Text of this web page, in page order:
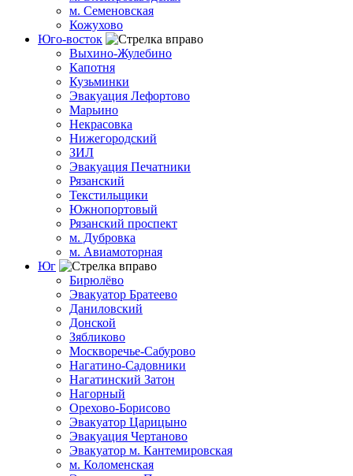
м. Семеновская
Кожухово
Юго-восток
Выхино-Жулебино
Капотня
Кузьминки
Эвакуация Лефортово
Марьино
Некрасовка
Нижегородский
ЗИЛ
Эвакуация Печатники
Рязанский
Текстильщики
Южнопортовый
Рязанский проспект
м. Дубровка
м. Авиамоторная
Юг
Бирюлёво
Эвакуатор Братеево
Даниловский
Донской
Зябликово
Москворечье-Сабурово
Нагатино-Садовники
Нагатинский Затон
Нагорный
Орехово-Борисово
Эвакуатор Царицыно
Эвакуация Чертаново
Эвакуатор м. Кантемировская
м. Коломенская